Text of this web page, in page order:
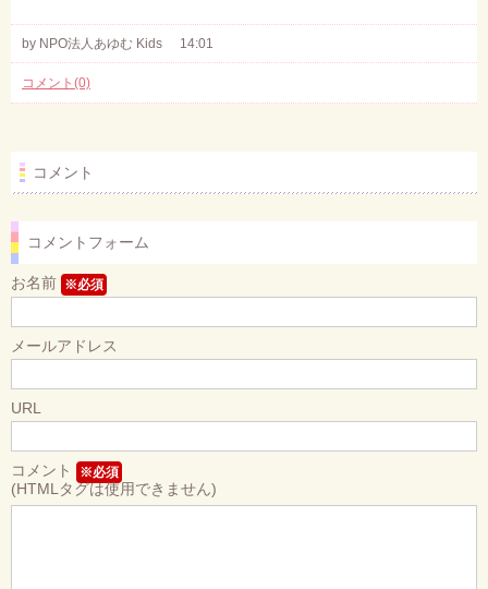
by NPO法人あゆむ Kids 14:01
コメント(0)
コメント
コメントフォーム
お名前 ※必須
メールアドレス
URL
コメント ※必須
(HTMLタグは使用できません)